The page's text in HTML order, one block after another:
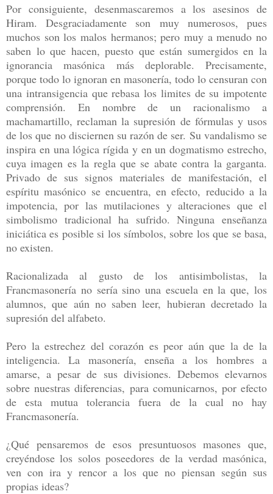
Por consiguiente, desenmascaremos a los asesinos de
Hiram. Desgraciadamente son muy numerosos, pues
muchos son los malos hermanos; pero muy a menudo no
saben lo que hacen, puesto que están sumergidos en la
ignorancia masónica más deplorable. Precisamente,
porque todo lo ignoran en masonería, todo lo censuran con
una intransigencia que rebasa los limites de su impotente
comprensión. En nombre de un racionalismo a
machamartillo, reclaman la supresión de fórmulas y usos
de los que no disciernen su razón de ser. Su vandalismo se
inspira en una lógica rígida y en un dogmatismo estrecho,
cuya imagen es la regla que se abate contra la garganta.
Privado de sus signos materiales de manifestación, el
espíritu masónico se encuentra, en efecto, reducido a la
impotencia, por las mutilaciones y alteraciones que el
simbolismo tradicional ha sufrido. Ninguna enseñanza
iniciática es posible si los símbolos, sobre los que se basa,
no existen.
Racionalizada al gusto de los antisimbolistas, la
Francmasonería no sería sino una escuela en la que, los
alumnos, que aún no saben leer, hubieran decretado la
supresión del alfabeto.
Pero la estrechez del corazón es peor aún que la de la
inteligencia. La masonería, enseña a los hombres a
amarse, a pesar de sus divisiones. Debemos elevarnos
sobre nuestras diferencias, para comunicarnos, por efecto
de esta mutua tolerancia fuera de la cual no hay
Francmasonería.
¿Qué pensaremos de esos presuntuosos masones que,
creyéndose los solos poseedores de la verdad masónica,
ven con ira y rencor a los que no piensan según sus
propias ideas?